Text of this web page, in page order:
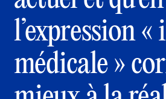
l’expression
médicale »